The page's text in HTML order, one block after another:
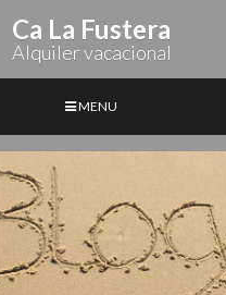
Ca La Fustera
Alquiler vacacional
MENU